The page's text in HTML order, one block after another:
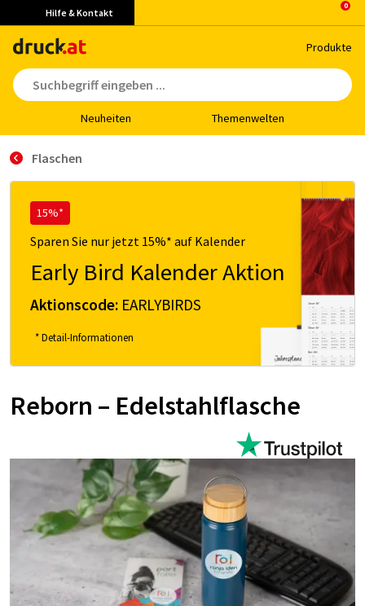
Hilfe & Kontakt
Pro­duk­te
Neu­hei­ten The­men­wel­ten
Flaschen
15%*
Sparen Sie nur jetzt 15%* auf Kalender
Early Bird Kalender Aktion
Aktionscode: EARLYBIRDS
* Detail-Informationen
Reborn – Edelstahlflasche